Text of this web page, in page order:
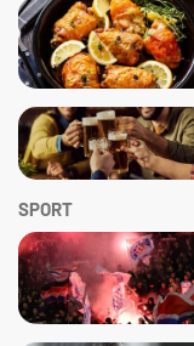
SPORT